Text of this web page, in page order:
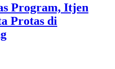
Program, Itjen
Protas di